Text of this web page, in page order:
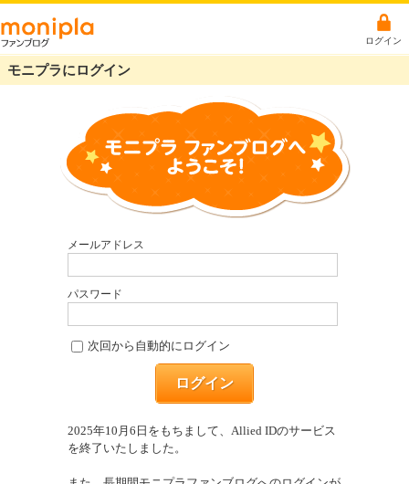
ログイン
モニプラにログイン
メールアドレス
パスワード
次回から自動的にログイン
ログイン
2025年10月6日をもちまして、Allied IDのサービス
を終了いたしました。